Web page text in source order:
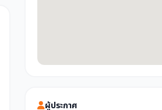
ผู้ประกาศ